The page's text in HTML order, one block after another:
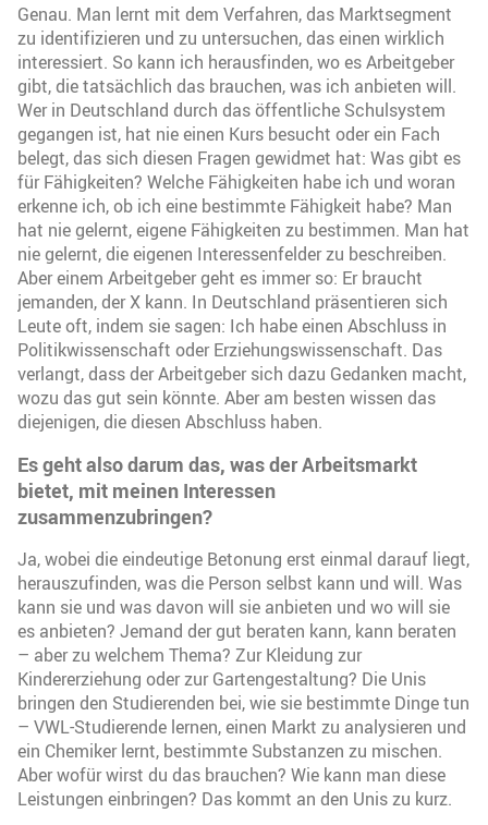
Genau. Man lernt mit dem Verfahren, das Marktsegment
zu identifizieren und zu untersuchen, das einen wirklich
interessiert. So kann ich herausfinden, wo es Arbeitgeber
gibt, die tatsächlich das brauchen, was ich anbieten will.
Wer in Deutschland durch das öffentliche Schulsystem
gegangen ist, hat nie einen Kurs besucht oder ein Fach
belegt, das sich diesen Fragen gewidmet hat: Was gibt es
für Fähigkeiten? Welche Fähigkeiten habe ich und woran
erkenne ich, ob ich eine bestimmte Fähigkeit habe? Man
hat nie gelernt, eigene Fähigkeiten zu bestimmen. Man hat
nie gelernt, die eigenen Interessenfelder zu beschreiben.
Aber einem Arbeitgeber geht es immer so: Er braucht
jemanden, der X kann. In Deutschland präsentieren sich
Leute oft, indem sie sagen: Ich habe einen Abschluss in
Politikwissenschaft oder Erziehungswissenschaft. Das
verlangt, dass der Arbeitgeber sich dazu Gedanken macht,
wozu das gut sein könnte. Aber am besten wissen das
diejenigen, die diesen Abschluss haben.
Es geht also darum das, was der Arbeitsmarkt
bietet, mit meinen Interessen
zusammenzubringen?
Ja, wobei die eindeutige Betonung erst einmal darauf liegt,
herauszufinden, was die Person selbst kann und will. Was
kann sie und was davon will sie anbieten und wo will sie
es anbieten? Jemand der gut beraten kann, kann beraten
– aber zu welchem Thema? Zur Kleidung zur
Kindererziehung oder zur Gartengestaltung? Die Unis
bringen den Studierenden bei, wie sie bestimmte Dinge tun
– VWL-Studierende lernen, einen Markt zu analysieren und
ein Chemiker lernt, bestimmte Substanzen zu mischen.
Aber wofür wirst du das brauchen? Wie kann man diese
Leistungen einbringen? Das kommt an den Unis zu kurz.